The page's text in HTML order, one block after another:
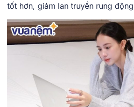
tốt hơn, giảm lan truyền rung